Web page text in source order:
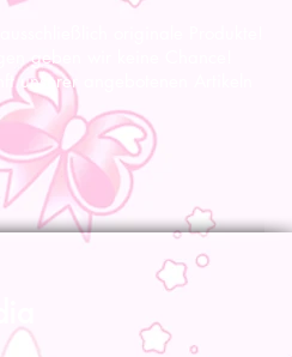
originale Produkte!
geben wir keine Chance!
unserer angebotenen Artikeln